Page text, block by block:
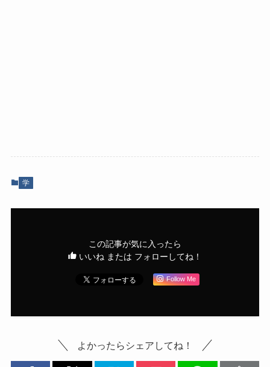
学
この記事が気に入ったら
いいね または フォローしてね！
Follow Me
よかったらシェアしてね！